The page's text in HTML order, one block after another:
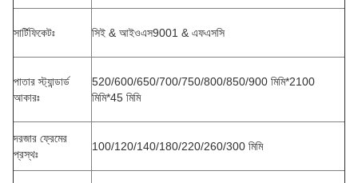
সার্টিফিকেটঃ সিই & আইওএস9001 & এফএসসি
পাতার স্ট্যান্ডার্ড
আকারঃ
520/600/650/700/750/800/850/900 মিমি*2100
মিমি*45 মিমি
দরজার ফ্রেমের
প্রস্থঃ
100/120/140/180/220/260/300 মিমি